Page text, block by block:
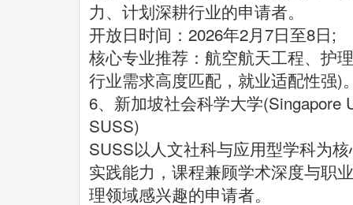
力、计划深耕行业的申请者。
开放日时间：2026年2月7日至8日;
核心专业推荐：航空航天工程、护
行业需求高度匹配，就业适配性强)
6、新加坡社会科学大学(Singapore
SUSS)
SUSS以人文社科与应用型学科为
实践能力，课程兼顾学术深度与职
理领域感兴趣的申请者。